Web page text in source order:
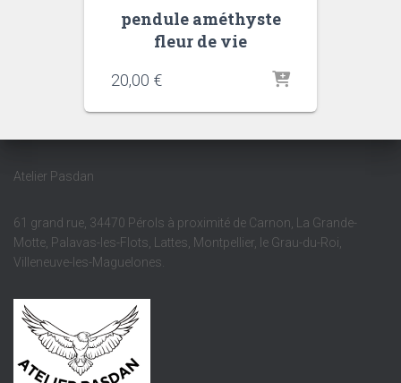
pendule améthyste
fleur de vie
20,00 €
Atelier Pasdan
61 grand rue, 34470 Pérols à proximité de Carnon, La Grande-
Motte, Palavas-les-Flots, Lattes, Montpellier, le Grau-du-Roi,
Villeneuve-les-Maguelones.